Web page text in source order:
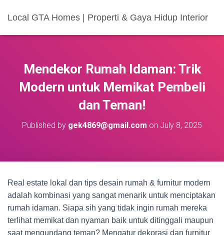
Local GTA Homes | Properti & Gaya Hidup Interior
Mendekor Rumah Idaman: Trik
Modern untuk Memikat Pembeli
dan Teman!
Published by gek4869@gmail.com on July 8, 2025
Real estate lokal dan tips desain rumah & furnitur modern
adalah kombinasi yang sangat menarik untuk menciptakan
rumah idaman. Siapa sih yang tidak ingin rumah mereka
terlihat memikat dan nyaman baik untuk ditinggali maupun
saat mengundang teman? Mengatur dekorasi dan furnitur